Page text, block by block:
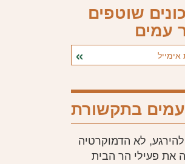
שוטפים
עמים
בתקשורת
לא הדמוקרטיה
את פעילי הר הבית